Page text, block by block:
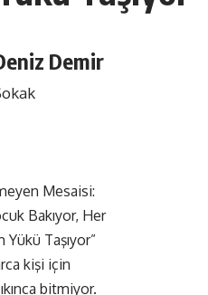
Demir
Mesaisi:
Bakıyor, Her
Yükü Taşıyor”
kişi için
bitmiyor.